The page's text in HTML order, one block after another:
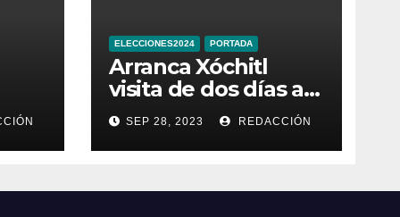
ELECCIONES2024 PORTADA
Arranca Xóchitl
visita de dos días a
la que llama
“entidad 33” de
México
SEP 28, 2023 REDACCIÓN